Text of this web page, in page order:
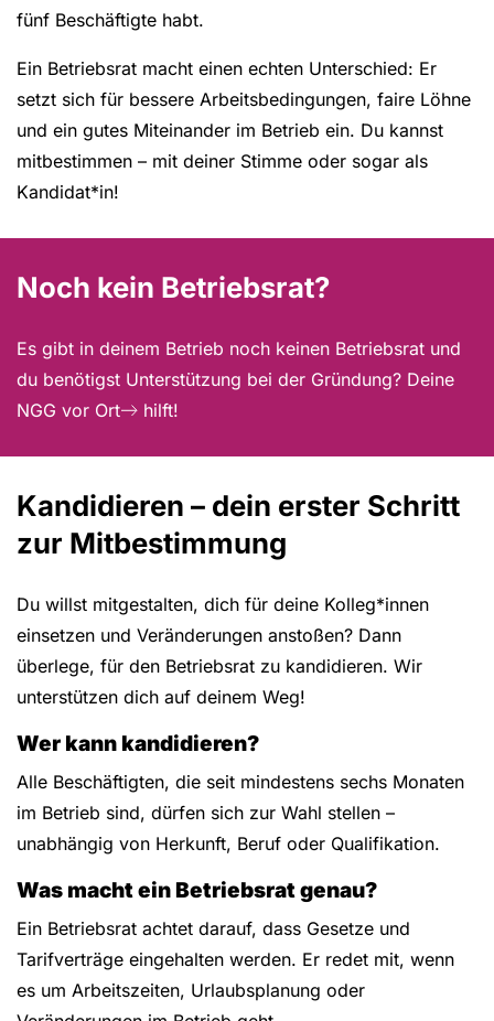
fünf Beschäftigte habt.
Ein Betriebsrat macht einen echten Unterschied: Er
setzt sich für bessere Arbeitsbedingungen, faire Löhne
und ein gutes Miteinander im Betrieb ein. Du kannst
mitbestimmen – mit deiner Stimme oder sogar als
Kandidat*in!
Noch kein Betriebsrat?
Es gibt in deinem Betrieb noch keinen Betriebsrat und
du benötigst Unterstützung bei der Gründung? Deine
NGG vor Ort
hilft!
Kandidieren – dein erster Schritt
zur Mitbestimmung
Du willst mitgestalten, dich für deine Kolleg*innen
einsetzen und Veränderungen anstoßen? Dann
überlege, für den Betriebsrat zu kandidieren. Wir
unterstützen dich auf deinem Weg!
Wer kann kandidieren?
Alle Beschäftigten, die seit mindestens sechs Monaten
im Betrieb sind, dürfen sich zur Wahl stellen –
unabhängig von Herkunft, Beruf oder Qualifikation.
Was macht ein Betriebsrat genau?
Ein Betriebsrat achtet darauf, dass Gesetze und
Tarifverträge eingehalten werden. Er redet mit, wenn
es um Arbeitszeiten, Urlaubsplanung oder